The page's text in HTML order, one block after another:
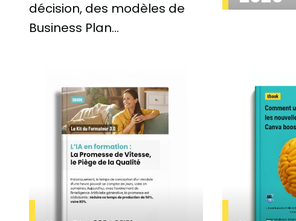
décision, des modèles de
Business Plan…